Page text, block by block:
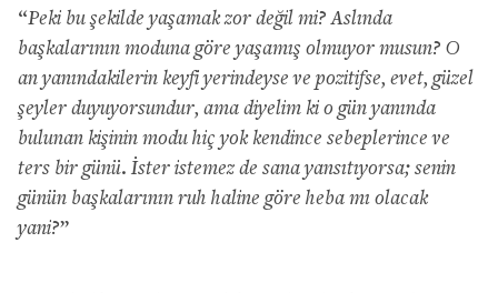
“Peki bu şekilde yaşamak zor değil mi? Aslında
başkalarının moduna göre yaşamış olmuyor musun? O
an yanındakilerin keyfi yerindeyse ve pozitifse, evet, güzel
şeyler duyuyorsundur, ama diyelim ki o gün yanında
bulunan kişinin modu hiç yok kendince sebeplerince ve
ters bir günü. İster istemez de sana yansıtıyorsa; senin
günün başkalarının ruh haline göre heba mı olacak
yani?”